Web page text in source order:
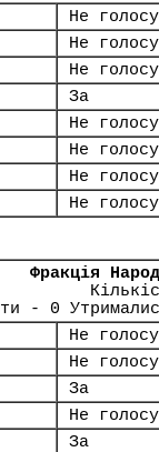
Не
Не
Не
За
Не
Не
Не
Не
Фракція
- 0
Не
Не
За
Не
За